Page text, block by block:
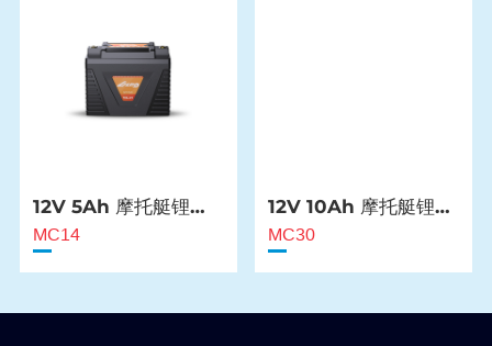
12V 5Ah 摩托艇锂电
池
MC14
12V 10Ah 摩托艇锂电
池
MC30